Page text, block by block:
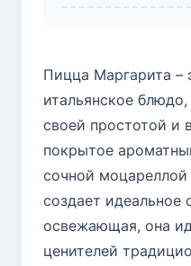
Пицца Маргарита –
итальянское
своей простотой и
покрытое
сочной
создает идеальное
освежающая, она
ценителей